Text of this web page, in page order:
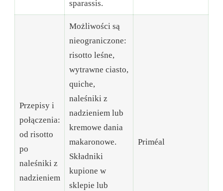
sparassis.
Przepisy i
połączenia:
od risotto
po
naleśniki z
nadzieniem
Możliwości są
nieograniczone:
risotto leśne,
wytrawne ciasto,
quiche,
naleśniki z
nadzieniem lub
kremowe dania
makaronowe.
Składniki
kupione w
sklepie lub
Priméal